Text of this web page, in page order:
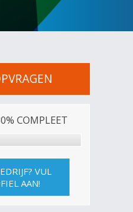
COMPLEET
VUL
AAN!